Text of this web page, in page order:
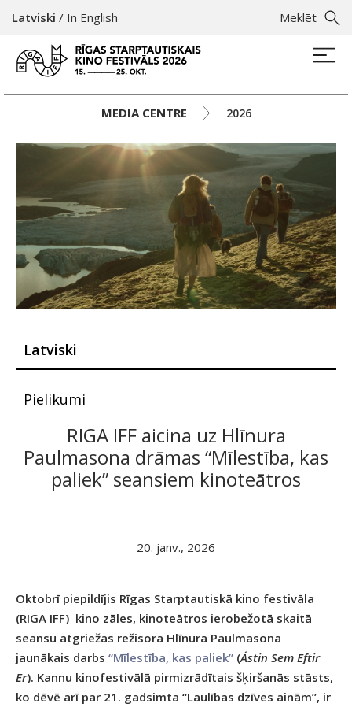
Meklēt
Latviski / In English
MEDIA CENTRE 2026
Latviski
Pielikumi
RIGA IFF aicina uz Hlīnura
Paulmasona drāmas “Mīlestība, kas
paliek” seansiem kinoteātros
20. janv., 2026
Oktobrī piepildījis Rīgas Starptautiskā kino festivāla
(RIGA IFF) kino zāles, kinoteātros ierobežotā skaitā
seansu atgriežas režisora Hlīnura Paulmasona
jaunākais darbs “Mīlestība, kas paliek” (Ástin Sem Eftir
Er). Kannu kinofestivālā pirmizrādītais šķiršanās stāsts,
ko dēvē arī par 21. gadsimta “Laulības dzīves ainām”, ir